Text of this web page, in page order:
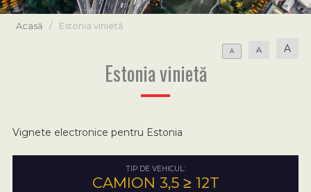
Acasă / Estonia vinietă
A A A
Estonia vinietă
Vignete electronice pentru Estonia
TIP DE VEHICUL:
CAMION 3,5 ≥ 12T